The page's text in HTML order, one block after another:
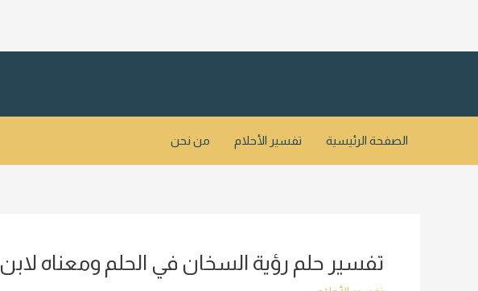
الصفحة الرئيسية تفسير الأحلام من نحن
تفسير حلم رؤية السخان في الحلم ومعناه